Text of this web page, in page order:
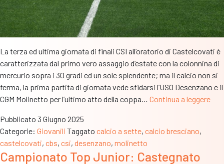
La terza ed ultima giornata di finali CSI all’oratorio di Castelcovati è
caratterizzata dal primo vero assaggio d’estate con la colonnina di
mercurio sopra i 30 gradi ed un sole splendente; ma il calcio non si
ferma, la prima partita di giornata vede sfidarsi l’USO Desenzano e il
CGM Molinetto per l’ultimo atto della coppa… Continua a leggere
Pubblicato 3 Giugno 2025
Categorie: Giovanili Taggato calcio a sette, calcio bresciano,
castelcovati, cbs, csi, desenzano, molinetto
Campionato Top Junior: Castegnato